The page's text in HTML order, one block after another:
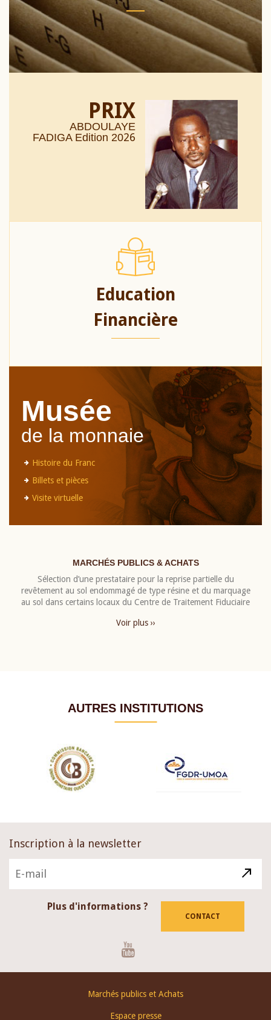
PRIX
ABDOULAYE
FADIGA Edition 2026
Education
Financière
Musée
de la monnaie
Histoire du Franc
Billets et pièces
Visite virtuelle
MARCHÉS PUBLICS & ACHATS
Sélection d’une prestataire pour la reprise partielle du
revêtement au sol endommagé de type résine et du marquage
au sol dans certains locaux du Centre de Traitement Fiduciaire
Voir plus ››
AUTRES INSTITUTIONS
Inscription à la newsletter
Plus d'informations ?
CONTACT
Marchés publics et Achats
Espace presse